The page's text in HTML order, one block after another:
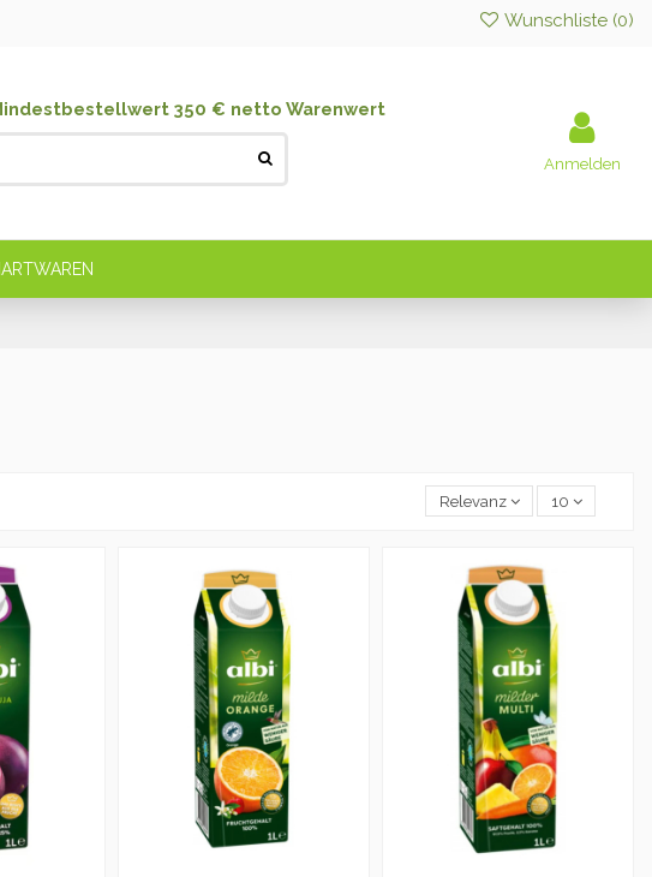
Wunschliste (0)
350 € netto Warenwert
Anmelden
Relevanz 10